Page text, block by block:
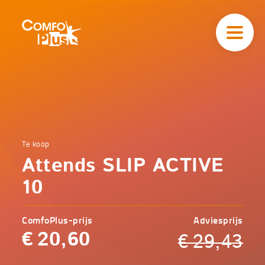
Home
Incontinentie
Attends
SLIP
Comfoplus
-
Te koop
Attends SLIP ACTIVE
10
ComfoPlus-prijs
€ 20,60
Adviesprijs
€29,43
navigatieComfoPlus